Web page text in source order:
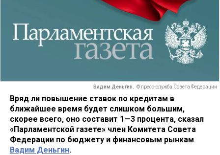
Вадим Деньгин. © пресс-служба Совета Федерации
Вряд ли повышение ставок по кредитам в
ближайшее время будет слишком большим,
скорее всего, оно составит 1—3 процента, сказал
«Парламентской газете» член Комитета Совета
Федерации по бюджету и финансовым рынкам
Вадим Деньгин.